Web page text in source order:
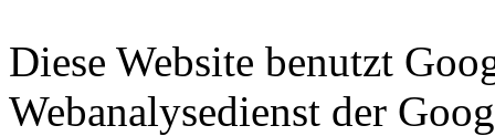
Diese Website benutzt
Webanalysedienst der